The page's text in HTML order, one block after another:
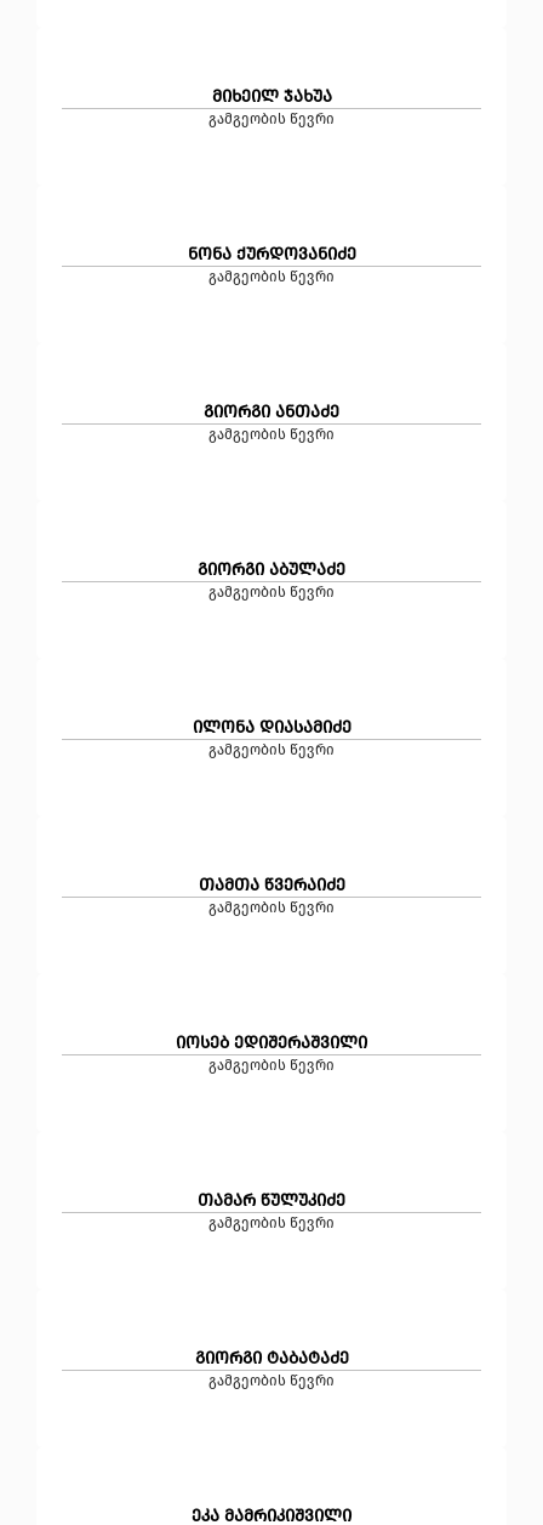
მიხეილ ჯახუა
გამგეობის წევრი
ნონა ქურდოვანიძე
გამგეობის წევრი
გიორგი ანთაძე
გამგეობის წევრი
გიორგი აბულაძე
გამგეობის წევრი
ილონა დიასამიძე
გამგეობის წევრი
თამთა წვერაიძე
გამგეობის წევრი
იოსებ ედიშერაშვილი
გამგეობის წევრი
თამარ წულუკიძე
გამგეობის წევრი
გიორგი ტაბატაძე
გამგეობის წევრი
ეკა მამრიკიშვილი